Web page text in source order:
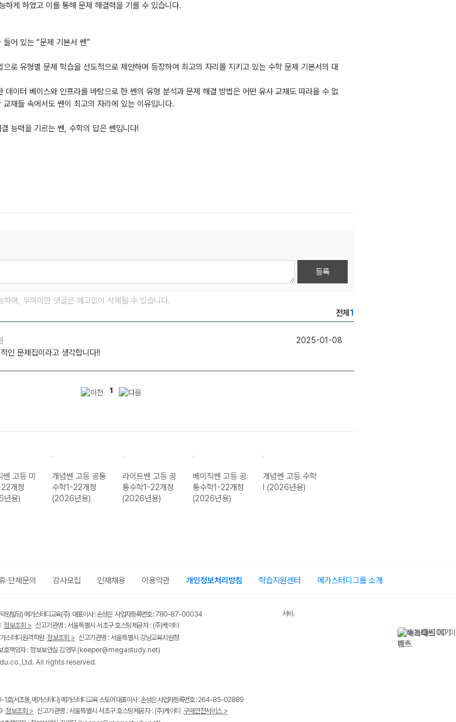
하게 하였고 이를 통해 문제 해결력을 기를 수 있습니다.
어 있는 “문제 기본서 쎈”
로 유형별 문제 학습을 선도적으로 제안하며 등장하여 최고의 자리를 지키고 있는 수학 문제 기본서의 대
데이터 베이스와 인프라를 바탕으로 한 쎈의 유형 분석과 문제 해결 방법은 어떤 유사 교재도 따라올 수 없
재들 속에서도 쎈이 최고의 자리에 있는 이유입니다.
능력을 기르는 쎈, 수학의 답은 쎈입니다!
등록
며, 무의미한 댓글은 예고없이 삭제될 수 있습니다.
전체 1
2025-01-08
인 문제집이라고 생각합니다!!
1
쎈 고등 미
개정
년용)
개념쎈 고등 공통
수학1-22개정
(2026년용)
라이트쎈 고등 공
통수학1-22개정
(2026년용)
베이직쎈 고등 공
통수학1-22개정
(2026년용)
개념쎈 고등 수학
I (2026년용)
·단체문의 강사모집 인재채용 이용약관 개인정보처리방침 학습지원센터 메가스터디그룹 소개
원빌딩) 메가스터디교육(주) 대표이사 : 손성은 사업자등록번호 : 780-87-00034
정보조회 > 신고기관명 : 서울특별시 서초구 호스팅제공자 : (주)케이티
스터디원격학원 정보조회 > 신고기관명 : 서울특별시 강남교육지원청
책임자 : 정보보안실 김영무(keeper@megastudy.net)
All rights reserved.
서비스 가입사실 확인
호(서초동, 메가스터디) 메가스터디교육 스토어 대표이사 : 손성은 사업자등록번호 : 264-85-02889
정보조회 > 신고기관명 : 서울특별시 서초구 호스팅제공자 : (주)케이티 구매안전서비스 >